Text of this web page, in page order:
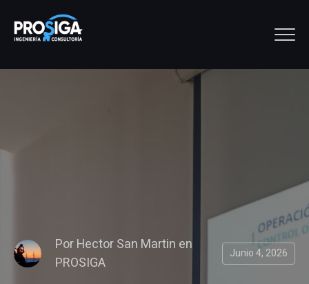
PorHector San Martin en
PROSIGA
Junio 4, 2026